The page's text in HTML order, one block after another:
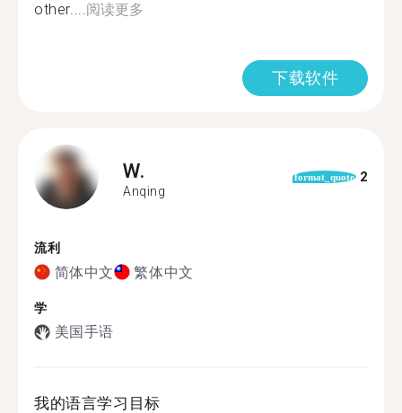
other....阅读更多
下载软件
W.
Anqing
format_quote 2
流利
简体中文 繁体中文
学
美国手语
我的语言学习目标